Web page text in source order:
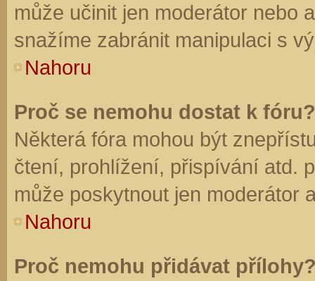
může učinit jen moderátor nebo
snažíme zabránit manipulaci s
Nahoru
Proč se nemohu dostat k fóru?
Některá fóra mohou být
čtení, prohlížení, přispívání atd.
může poskytnout jen moderátor
Nahoru
Proč nemohu přidávat